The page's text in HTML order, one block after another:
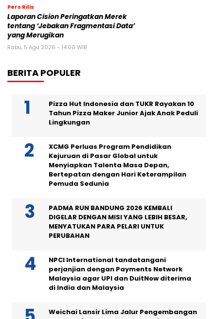
Pers Rilis
Laporan Cision Peringatkan Merek
tentang ‘Jebakan Fragmentasi Data’
yang Merugikan
Rabu, 5 Agu 2026 - 14:00 WIB
BERITA POPULER
Pizza Hut Indonesia dan TUKR Rayakan 10
Tahun Pizza Maker Junior Ajak Anak Peduli
Lingkungan
XCMG Perluas Program Pendidikan
Kejuruan di Pasar Global untuk
Menyiapkan Talenta Masa Depan,
Bertepatan dengan Hari Keterampilan
Pemuda Sedunia
PADMA RUN BANDUNG 2026 KEMBALI
DIGELAR DENGAN MISI YANG LEBIH BESAR,
MENYATUKAN PARA PELARI UNTUK
PERUBAHAN
NPCI International tandatangani
perjanjian dengan Payments Network
Malaysia agar UPI dan DuitNow diterima
di India dan Malaysia
Weichai Lansir Lima Jalur Pengembangan